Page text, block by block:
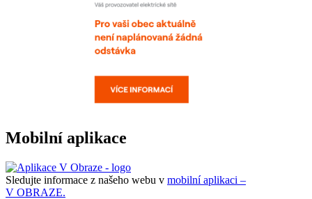
Mobilní aplikace
Sledujte informace z našeho webu v mobilní aplikaci –
V OBRAZE.